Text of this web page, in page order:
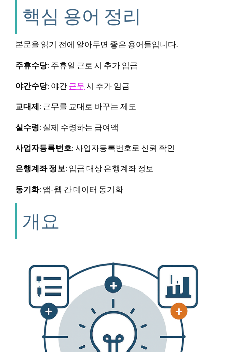
핵심 용어 정리
본문을 읽기 전에 알아두면 좋은 용어들입니다.
주휴수당: 주휴일 근로 시 추가 임금
야간수당: 야간 근무 시 추가 임금
교대제: 근무를 교대로 바꾸는 제도
실수령: 실제 수령하는 급여액
사업자등록번호: 사업자등록번호로 신뢰 확인
은행계좌 정보: 입금 대상 은행계좌 정보
동기화: 앱-웹 간 데이터 동기화
개요